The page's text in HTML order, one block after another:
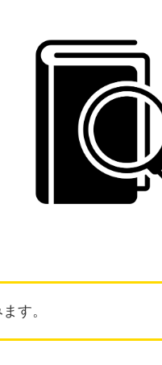
す。